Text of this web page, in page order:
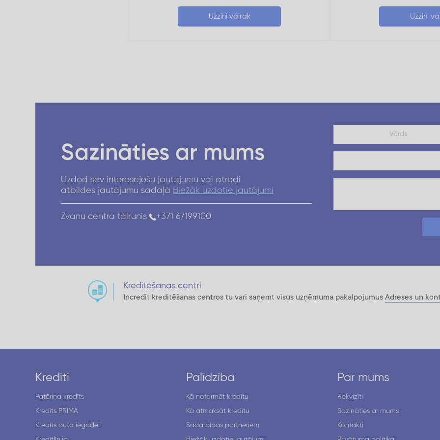
Uzzini vairāk Uzzini
Sazināties ar mums
Uzdod sev interesējošu jautājumu vai atrodi
atbildes jautājumu sadaļā Biežāk uzdotie jautājumi
Zvanu centra tālrunis +371 67199100
Kreditēšanas centri
Incredit kreditēšanas centros tu vari saņemt visus uzņēmuma pakalpojumus Adreses un
Kredīti
Patēriņa kredīts
Kredīts PRIMA
Kredīts auto iegādei
Palīdzība
Kā noformēt kredītu
Kā atmaksāt kredītu
Sadarbības partneriem
Par mums
Rekvizīti
Sazināties ar mums
Kontakti